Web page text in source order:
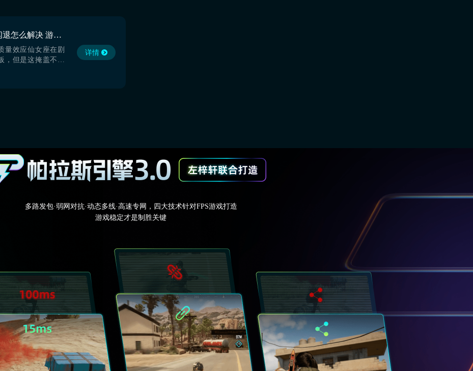
质量效应仙女座闪退怎么解决 游戏闪退问题解决方式推荐
量效应仙女座在剧
，但是这掩盖不了
竟作为一款3a级
详情
多路发包·弱网对抗·动态多线·高速专网，四大技术针对FPS游戏打造
游戏稳定才是制胜关键